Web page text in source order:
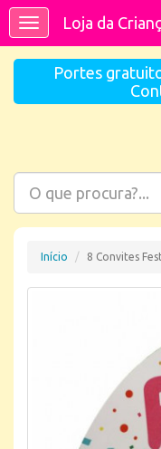
ToggleLoja da
Portes
Início 8 Convites